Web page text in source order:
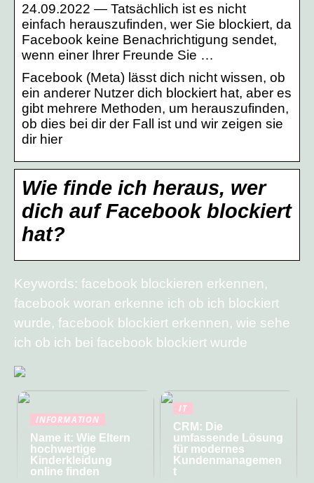
24.09.2022 — Tatsächlich ist es nicht
einfach herauszufinden, wer Sie blockiert, da
Facebook keine Benachrichtigung sendet,
wenn einer Ihrer Freunde Sie …
Facebook (Meta) lässt dich nicht wissen, ob
ein anderer Nutzer dich blockiert hat, aber es
gibt mehrere Methoden, um herauszufinden,
ob dies bei dir der Fall ist und wir zeigen sie
dir hier
Wie finde ich heraus, wer
dich auf Facebook blockiert
hat?
Keywords: facebook blockieren erkennen,
facebook woran erkenne ich ob ich blockiert
wurde, facebook blockiert erkennen, wie sehe
ich ob ich bei facebook blockiert wurde
INFORMATION
Name it: Wie Eltern
hochwertige
Kinderkleidung
online finden
IT
CRM: Die
umfassende Lösung
für modernes
Kundenmanagemen
t